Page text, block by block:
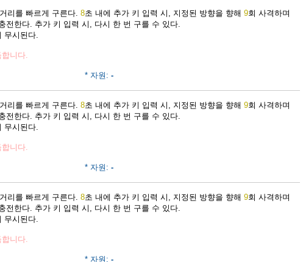
거리를 빠르게 구른다. 8초 내에 추가 키 입력 시, 지정된 방향을 향해 9회 사격하며
전한다. 추가 키 입력 시, 다시 한 번 구를 수 있다.
무시된다.
니다.
* 자원: -
거리를 빠르게 구른다. 8초 내에 추가 키 입력 시, 지정된 방향을 향해 9회 사격하며
전한다. 추가 키 입력 시, 다시 한 번 구를 수 있다.
무시된다.
니다.
* 자원: -
거리를 빠르게 구른다. 8초 내에 추가 키 입력 시, 지정된 방향을 향해 9회 사격하며
전한다. 추가 키 입력 시, 다시 한 번 구를 수 있다.
무시된다.
니다.
* 자원: -